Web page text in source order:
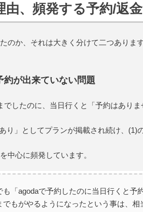
由、頻発する予約/返
のか、それは大きく分けて二つあります
が出来ていない問題
でしたのに、当日行くと「予約はありま
り」としてプランが掲載され続け、(1)
中心に頻発しています。
も「agodaで予約したのに当日行くと
でもがやるようになったという事は、相